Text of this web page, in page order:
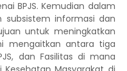
BPJS. Kemudian dalam
subsistem informasi dan
untuk meningkatkan
mengaitkan antara tiga
dan Fasilitas di mana